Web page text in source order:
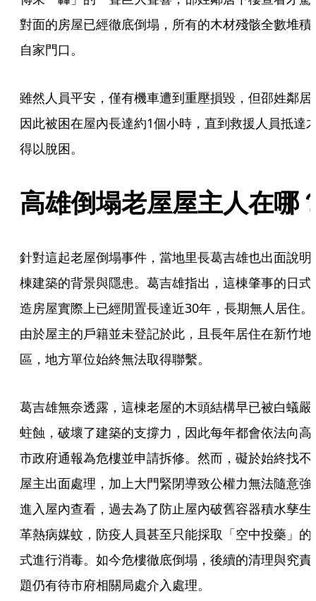
對面的房屋已經徹底倒塌，所有的木材殘骸全數堆積
自家門口。
雖然人員平安，僅有機車遭到重壓損毀，但邵姓鄰居
因此被困在屋內長達約1個小時，直到救援人員抵達
得以脫困。
高雄倒塌老屋屋主人在哪
針對這起老屋倒塌事件，當地里長葛吉雄也出面說明
棟建築的背景與隱患。葛吉雄指出，這棟肇事的日式
造房屋實際上已經閒置長達近30年，長期無人居住。
由於屋主的戶籍並未登記於此，且長年居住在新竹地
區，地方單位始終無法取得聯繫。
葛吉雄無奈透露，這棟老屋的木頭結構早已被白蟻嚴
蛀蝕，破壞了建築的支撐力，因此每年都會依法向高
市政府通報為危樓並申請拆修。然而，礙於始終找不
屋主出面處理，加上大門緊閉導致公權力無法隨意強
進入屋內查看，過去為了防止屋內破舊容器積水孳生
革熱病媒蚊，防疫人員甚至只能採取「空中投藥」的
式進行消毒。如今危樓徹底倒塌，後續的清理與究責
題仍有待市府相關局處介入處理。